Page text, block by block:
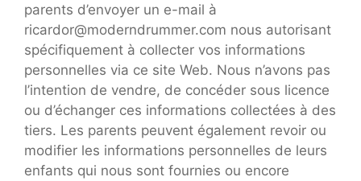
parents d’envoyer un e-mail à
ricardor@moderndrummer.com nous autorisant
spécifiquement à collecter vos informations
personnelles via ce site Web. Nous n’avons pas
l’intention de vendre, de concéder sous licence
ou d’échanger ces informations collectées à des
tiers. Les parents peuvent également revoir ou
modifier les informations personnelles de leurs
enfants qui nous sont fournies ou encore